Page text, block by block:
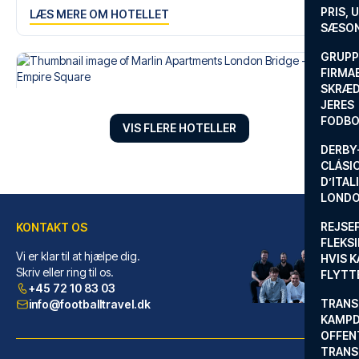
PRIS,
JERES
HVIS
LÆS MERE OM HOTELLET
Marlin Apartments London Bridge - Empire Square
FraMarlin Apartments London Br...
VIS FLERE HOTELLER
KONTAKT OS
Vi er klar til at hjælpe dig.
Skriv eller ring til os.
+45 72 10 83 03
info@footballtravel.dk